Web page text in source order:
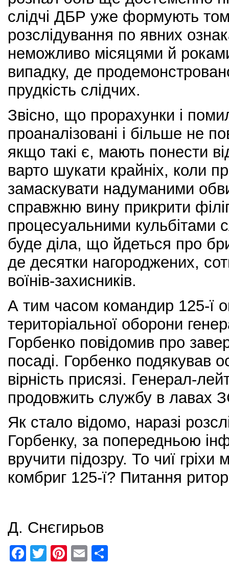
слідчі ДБР уже формують
розслідування по явних
неможливо місяцями й
випадку, де
прудкість слідчих.
Звісно, що прорахунки і
проаналізовані і більше не
якщо такі є, мають понести
варто шукати крайніх, коли
замаскувати надуманими
справжню вину прикрити
процесуальними кульбітами
буде діла, що йдеться про
де десятки нагороджених,
воїнів-захисників.
А тим часом командир 125-ї
територіальної оборони
Горбенко повідомив про
посаді. Горбенко подякував
вірність присязі. Генерал-
продовжить службу в лавах
Як стало відомо, наразі
Горбенку, за попередньою
вручити підозру. То чиї гріхи
комбриг 125-ї? Питання
Д. Снєгирьов
F
T
Pi
E